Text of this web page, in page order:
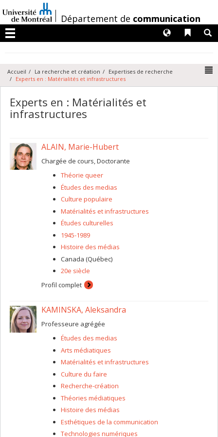
au
contenu
/Département de communication
Menu
Liens
Langues
Accueil La recherche et création
Expertises de recherche
Experts en : Matérialités et infrastructures
Experts en : Matérialités et
infrastructures
ALAIN, Marie-Hubert
Chargée de cours, Doctorante
Théorie queer
Études des medias
Culture populaire
Matérialités et infrastructures
Études culturelles
1945-1989
Histoire des médias
Canada (Québec)
20e siècle
Profil complet
KAMINSKA, Aleksandra
Professeure agrégée
Études des medias
Arts médiatiques
Matérialités et infrastructures
Culture du faire
Recherche-création
Théories médiatiques
Histoire des médias
Esthétiques de la communication
Technologies numériques